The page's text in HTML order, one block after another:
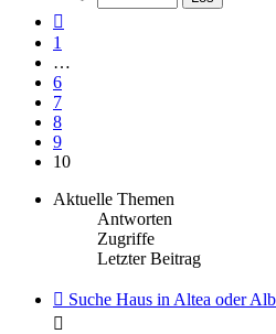
1
…
6
7
8
9
10
Aktuelle Themen
Antworten
Zugriffe
Letzter Beitrag
Suche Haus in Altea oder